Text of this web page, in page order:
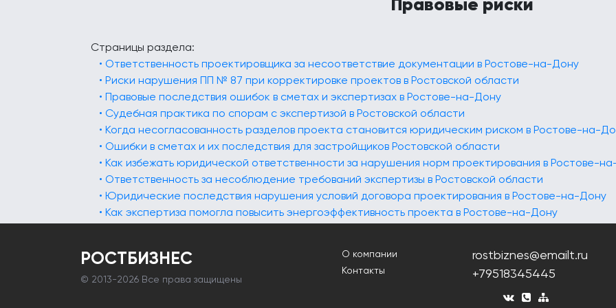
Страницы раздела:
• Ответственность проектировщика за несоответствие документации в Ростове-на-Дону
• Риски нарушения ПП № 87 при корректировке проектов в Ростовской области
• Правовые последствия ошибок в сметах и экспертизах в Ростове-на-Дону
• Судебная практика по спорам с экспертизой в Ростовской области
• Когда несогласованность разделов проекта становится юридическим риском в Ростове-на-
• Ошибки в сметах и их последствия для застройщиков Ростовской области
• Как избежать юридической ответственности за нарушения норм проектирования в Ростове-
• Ответственность за несоблюдение требований экспертизы в Ростовской области
• Юридические последствия нарушения условий договора проектирования в Ростове-на-Дону
• Как экспертиза помогла повысить энергоэффективность проекта в Ростове-на-Дону
РОСТБИЗНЕС
© 2013-2026 Все права защищены
О компании
Контакты
rostbiznes@emailt.ru
+79518345445